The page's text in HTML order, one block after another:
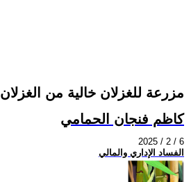
مزرعة للغزلان خالية من الغزلان
كاظم فنجان الحمامي
2025 / 2 / 6
الفساد الإداري والمالي